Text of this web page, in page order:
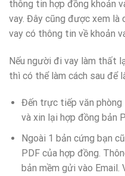
thông tin hợp đồng khoản
vay. Đây cũng được xem là
vay có thông tin về khoản
Nếu người đi vay làm thất
thì có thể làm cách sau để
Đến trực tiếp văn phòng
và xin lại hợp đồng bản
Ngoài 1 bản cứng bạn
PDF của hợp đồng.
bản mềm gửi vào Email.